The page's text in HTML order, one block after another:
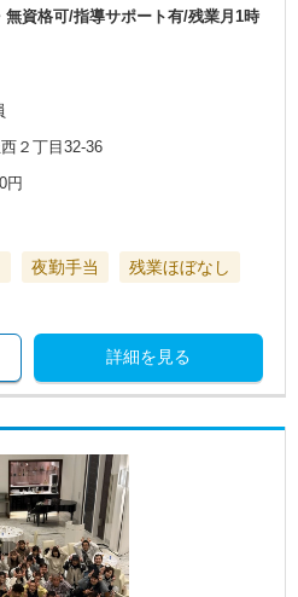
無資格可/指導サポート有/残業月1時
２丁目32-36
円
夜勤手当 残業ほぼなし
詳細を見る